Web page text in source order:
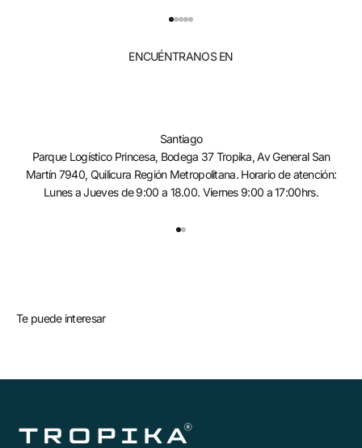
ENCUÉNTRANOS EN
Santiago
Parque Logístico Princesa, Bodega 37 Tropika, Av General San
Martín 7940, Quilicura Región Metropolitana. Horario de atención:
Lunes a Jueves de 9:00 a 18.00. Viernes 9:00 a 17:00hrs.
Te puede interesar